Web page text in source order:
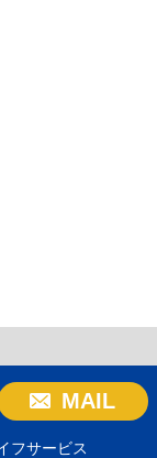
MAIL
フサービス